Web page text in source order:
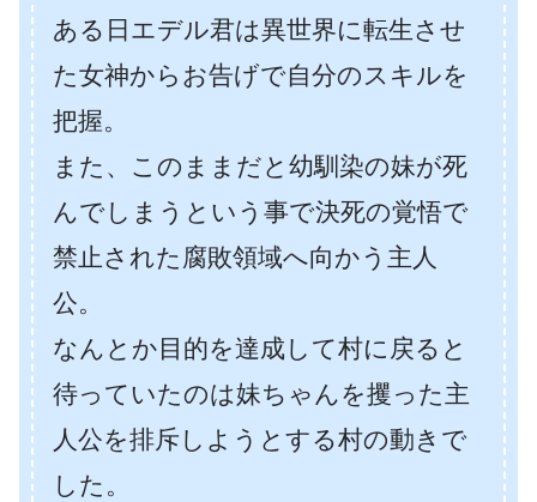
ある日エデル君は異世界に転生させ
た女神からお告げで自分のスキルを
把握。
また、このままだと幼馴染の妹が死
んでしまうという事で決死の覚悟で
禁止された腐敗領域へ向かう主人
公。
なんとか目的を達成して村に戻ると
待っていたのは妹ちゃんを攫った主
人公を排斥しようとする村の動きで
した。